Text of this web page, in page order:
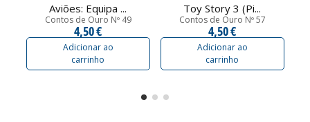
Aviões: Equipa ...
Contos de Ouro Nº 49
4,50 €
Adicionar ao
carrinho
Toy Story 3 (Pi...
Contos de Ouro Nº 57
4,50 €
Adicionar ao
carrinho